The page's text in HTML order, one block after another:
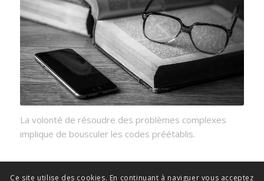
La volonté de résoudre des problèmes complexes
implique de bousculer les codes préétablis.
Ce site utilise des cookies. En continuant à naviguer vous acceptez